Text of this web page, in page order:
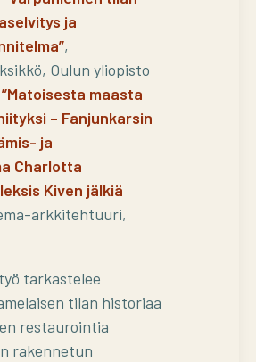
ja
,
Oulun yliopisto
”Matoisesta maasta
– Fanjunkarsin
ja
Charlotta
Kiven jälkiä
arkkitehtuuri,
tarkastelee
tilan historiaa
restaurointia
rakennetun